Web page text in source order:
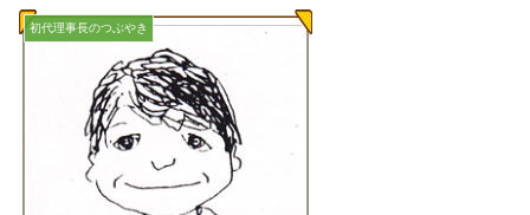
初代理事長のつぶやき